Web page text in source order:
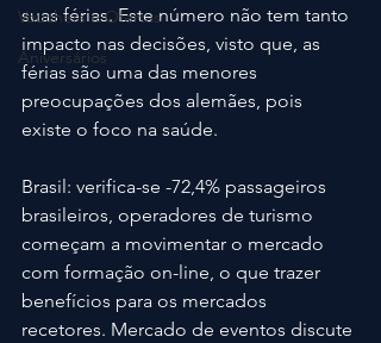
Vouchers e Ofertas
Aniversários
suas férias. Este número não tem tanto
impacto nas decisões, visto que, as
férias são uma das menores
preocupações dos alemães, pois
existe o foco na saúde.
Brasil: verifica-se -72,4% passageiros
brasileiros, operadores de turismo
começam a movimentar o mercado
com formação on-line, o que trazer
benefícios para os mercados
recetores. Mercado de eventos discute